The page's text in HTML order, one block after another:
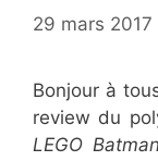
29 mars 2017
Bonjour à
review du
LEGO